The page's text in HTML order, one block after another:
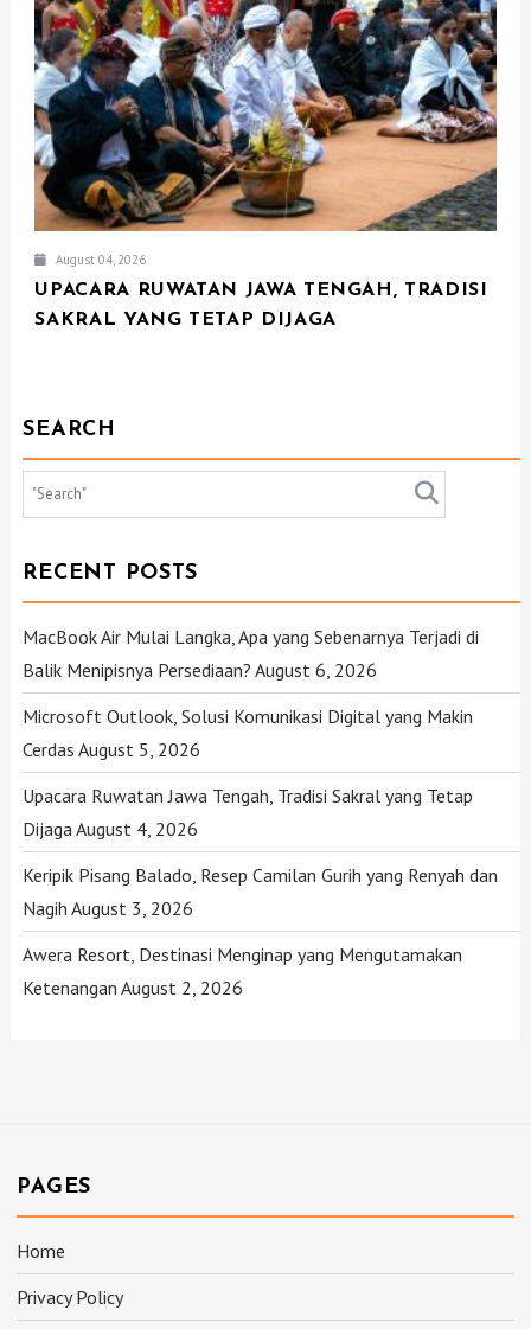
O
N
August 04, 2026
UPACARA RUWATAN JAWA TENGAH, TRADISI
SAKRAL YANG TETAP DIJAGA
SEARCH
RECENT POSTS
MacBook Air Mulai Langka, Apa yang Sebenarnya Terjadi di
Balik Menipisnya Persediaan? August 6, 2026
Microsoft Outlook, Solusi Komunikasi Digital yang Makin
Cerdas August 5, 2026
Upacara Ruwatan Jawa Tengah, Tradisi Sakral yang Tetap
Dijaga August 4, 2026
Keripik Pisang Balado, Resep Camilan Gurih yang Renyah dan
Nagih August 3, 2026
Awera Resort, Destinasi Menginap yang Mengutamakan
Ketenangan August 2, 2026
PAGES
Home
Privacy Policy